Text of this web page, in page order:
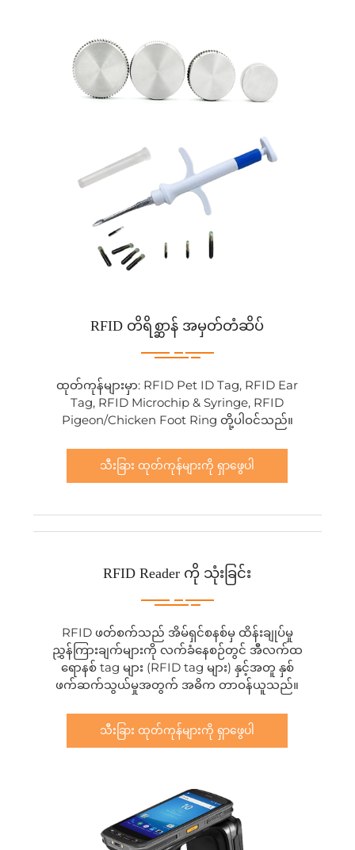
RFID တိရိစ္ဆာန် အမှတ်တံဆိပ်
ထုတ်ကုန်များမှာ: RFID Pet ID Tag, RFID Ear
Tag, RFID Microchip & Syringe, RFID
Pigeon/Chicken Foot Ring တို့ပါဝင်သည်။
သီးခြား ထုတ်ကုန်များကို ရှာဖွေပါ
RFID Reader ကို သုံးခြင်း
RFID ဖတ်စက်သည် အိမ်ရှင်စနစ်မှ ထိန်းချုပ်မှု
ညွှန်ကြားချက်များကို လက်ခံနေစဉ်တွင် အီလက်ထ
ရောနစ် tag များ (RFID tag များ) နှင့်အတူ နှစ်
ဖက်ဆက်သွယ်မှုအတွက် အဓိက တာဝန်ယူသည်။
သီးခြား ထုတ်ကုန်များကို ရှာဖွေပါ